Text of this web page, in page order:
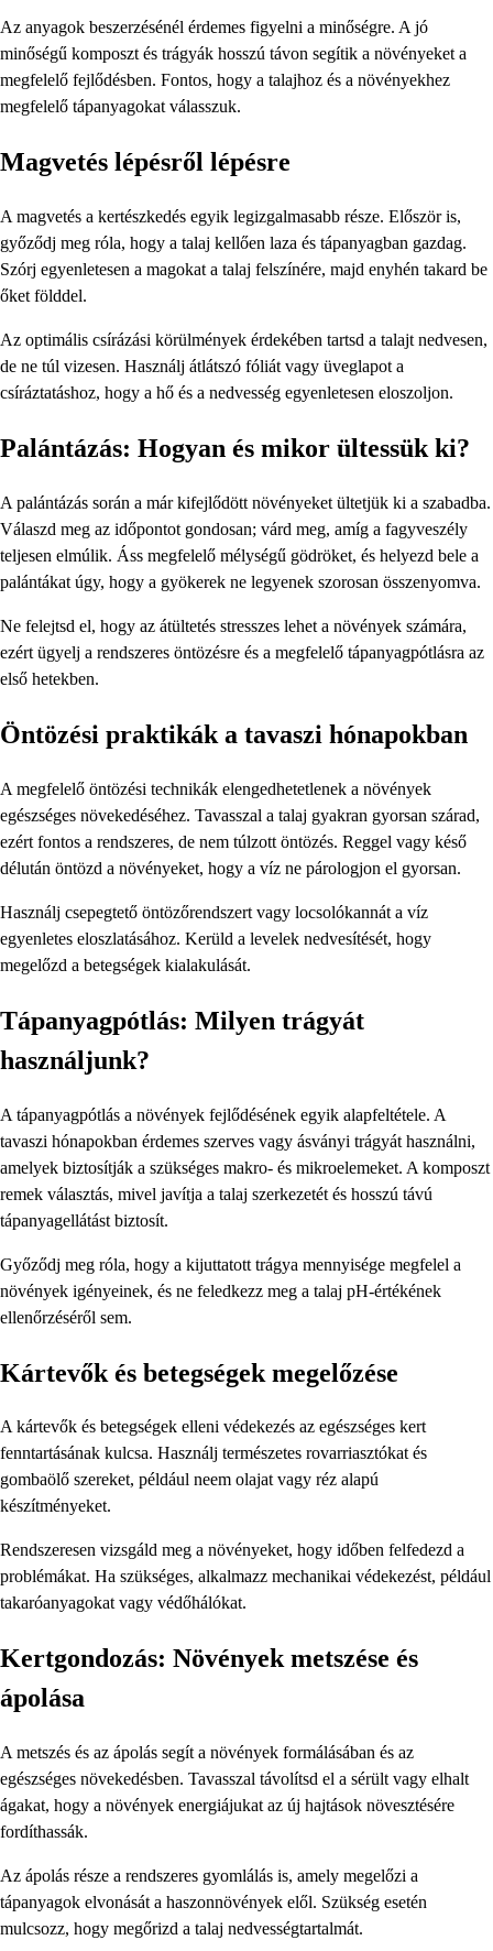
Az anyagok beszerzésénél érdemes figyelni a minőségre. A jó
minőségű komposzt és trágyák hosszú távon segítik a növényeket a
megfelelő fejlődésben. Fontos, hogy a talajhoz és a növényekhez
megfelelő tápanyagokat válasszuk.
Magvetés lépésről lépésre
A magvetés a kertészkedés egyik legizgalmasabb része. Először is,
győződj meg róla, hogy a talaj kellően laza és tápanyagban gazdag.
Szórj egyenletesen a magokat a talaj felszínére, majd enyhén takard be
őket földdel.
Az optimális csírázási körülmények érdekében tartsd a talajt nedvesen,
de ne túl vizesen. Használj átlátszó fóliát vagy üveglapot a
csíráztatáshoz, hogy a hő és a nedvesség egyenletesen eloszoljon.
Palántázás: Hogyan és mikor ültessük ki?
A palántázás során a már kifejlődött növényeket ültetjük ki a szabadba.
Válaszd meg az időpontot gondosan; várd meg, amíg a fagyveszély
teljesen elmúlik. Áss megfelelő mélységű gödröket, és helyezd bele a
palántákat úgy, hogy a gyökerek ne legyenek szorosan összenyomva.
Ne felejtsd el, hogy az átültetés stresszes lehet a növények számára,
ezért ügyelj a rendszeres öntözésre és a megfelelő tápanyagpótlásra az
első hetekben.
Öntözési praktikák a tavaszi hónapokban
A megfelelő öntözési technikák elengedhetetlenek a növények
egészséges növekedéséhez. Tavasszal a talaj gyakran gyorsan szárad,
ezért fontos a rendszeres, de nem túlzott öntözés. Reggel vagy késő
délután öntözd a növényeket, hogy a víz ne párologjon el gyorsan.
Használj csepegtető öntözőrendszert vagy locsolókannát a víz
egyenletes eloszlatásához. Kerüld a levelek nedvesítését, hogy
megelőzd a betegségek kialakulását.
Tápanyagpótlás: Milyen trágyát
használjunk?
A tápanyagpótlás a növények fejlődésének egyik alapfeltétele. A
tavaszi hónapokban érdemes szerves vagy ásványi trágyát használni,
amelyek biztosítják a szükséges makro- és mikroelemeket. A komposzt
remek választás, mivel javítja a talaj szerkezetét és hosszú távú
tápanyagellátást biztosít.
Győződj meg róla, hogy a kijuttatott trágya mennyisége megfelel a
növények igényeinek, és ne feledkezz meg a talaj pH-értékének
ellenőrzéséről sem.
Kártevők és betegségek megelőzése
A kártevők és betegségek elleni védekezés az egészséges kert
fenntartásának kulcsa. Használj természetes rovarriasztókat és
gombaölő szereket, például neem olajat vagy réz alapú
készítményeket.
Rendszeresen vizsgáld meg a növényeket, hogy időben felfedezd a
problémákat. Ha szükséges, alkalmazz mechanikai védekezést, például
takaróanyagokat vagy védőhálókat.
Kertgondozás: Növények metszése és
ápolása
A metszés és az ápolás segít a növények formálásában és az
egészséges növekedésben. Tavasszal távolítsd el a sérült vagy elhalt
ágakat, hogy a növények energiájukat az új hajtások növesztésére
fordíthassák.
Az ápolás része a rendszeres gyomlálás is, amely megelőzi a
tápanyagok elvonását a haszonnövények elől. Szükség esetén
mulcsozz, hogy megőrizd a talaj nedvességtartalmát.